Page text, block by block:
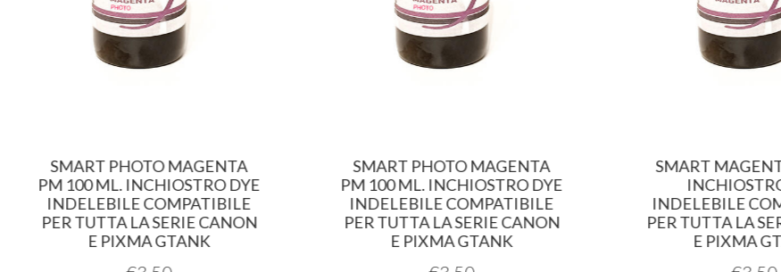
SMART PHOTO MAGENTA
PM 100 ML. INCHIOSTRO DYE
INDELEBILE COMPATIBILE
PER TUTTA LA SERIE CANON
E PIXMA GTANK
SMART PHOTO MAGENTA
PM 100 ML. INCHIOSTRO DYE
INDELEBILE COMPATIBILE
PER TUTTA LA SERIE CANON
E PIXMA GTANK
SMART
INDELEBILE
PER TUTTA LA
E PIXMA